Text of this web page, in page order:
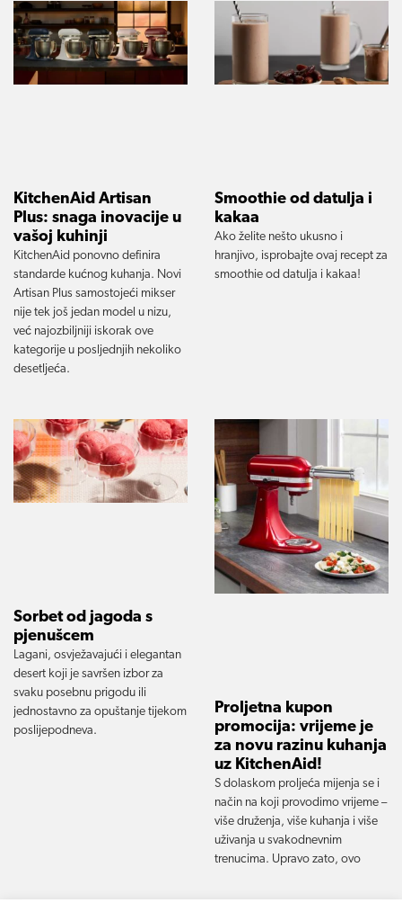
KitchenAid Artisan
Plus: snaga inovacije u
vašoj kuhinji
KitchenAid ponovno definira
standarde kućnog kuhanja. Novi
Artisan Plus samostojeći mikser
nije tek još jedan model u nizu,
već najozbiljniji iskorak ove
kategorije u posljednjih nekoliko
desetljeća.
Smoothie od datulja i
kakaa
Ako želite nešto ukusno i
hranjivo, isprobajte ovaj recept za
smoothie od datulja i kakaa!
Sorbet od jagoda s
pjenušcem
Lagani, osvježavajući i elegantan
desert koji je savršen izbor za
svaku posebnu prigodu ili
jednostavno za opuštanje tijekom
poslijepodneva.
Proljetna kupon
promocija: vrijeme je
za novu razinu kuhanja
uz KitchenAid!
S dolaskom proljeća mijenja se i
način na koji provodimo vrijeme –
više druženja, više kuhanja i više
uživanja u svakodnevnim
trenucima. Upravo zato, ovo